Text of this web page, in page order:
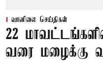
வானிலை செய்திகள்
22
வரை மழைக்கு